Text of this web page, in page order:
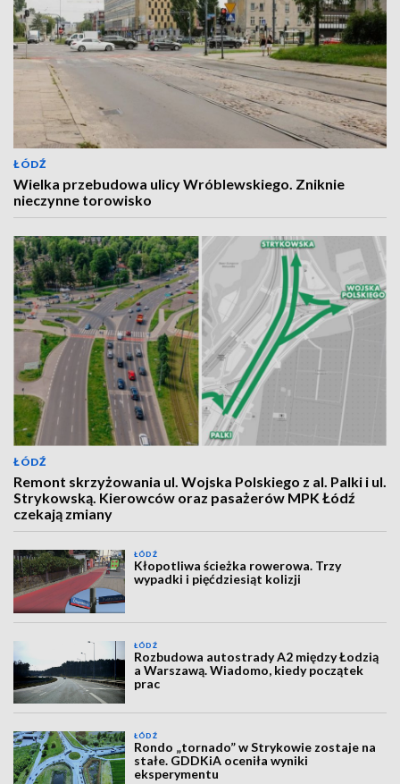
ŁÓDŹ
Wielka przebudowa ulicy Wróblewskiego. Zniknie
nieczynne torowisko
ŁÓDŹ
Remont skrzyżowania ul. Wojska Polskiego z al. Palki i ul.
Strykowską. Kierowców oraz pasażerów MPK Łódź
czekają zmiany
ŁÓDŹ
Kłopotliwa ścieżka rowerowa. Trzy
wypadki i pięćdziesiąt kolizji
ŁÓDŹ
Rozbudowa autostrady A2 między Łodzią
a Warszawą. Wiadomo, kiedy początek
prac
ŁÓDŹ
Rondo „tornado” w Strykowie zostaje na
stałe. GDDKiA oceniła wyniki
eksperymentu